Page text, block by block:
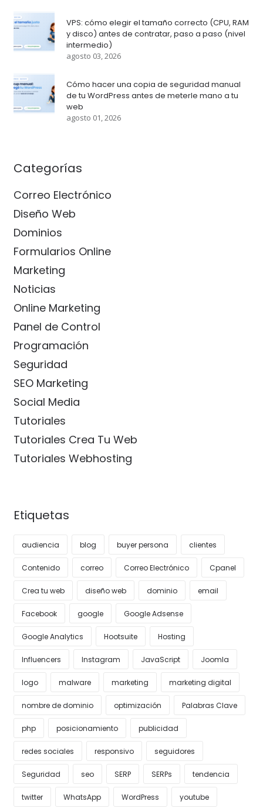
VPS: cómo elegir el tamaño correcto (CPU, RAM
y disco) antes de contratar, paso a paso (nivel
intermedio)
agosto 03, 2026
Cómo hacer una copia de seguridad manual
de tu WordPress antes de meterle mano a tu
web
agosto 01, 2026
Categorías
Correo Electrónico
Diseño Web
Dominios
Formularios Online
Marketing
Noticias
Online Marketing
Panel de Control
Programación
Seguridad
SEO Marketing
Social Media
Tutoriales
Tutoriales Crea Tu Web
Tutoriales Webhosting
Etiquetas
audiencia blog buyer persona clientes
Contenido correo Correo Electrónico Cpanel
Crea tu web diseño web dominio email
Facebook google Google Adsense
Google Analytics Hootsuite Hosting
Influencers Instagram JavaScript Joomla
logo malware marketing marketing digital
nombre de dominio optimización Palabras Clave
php posicionamiento publicidad
redes sociales responsivo seguidores
Seguridad seo SERP SERPs tendencia
twitter WhatsApp WordPress youtube